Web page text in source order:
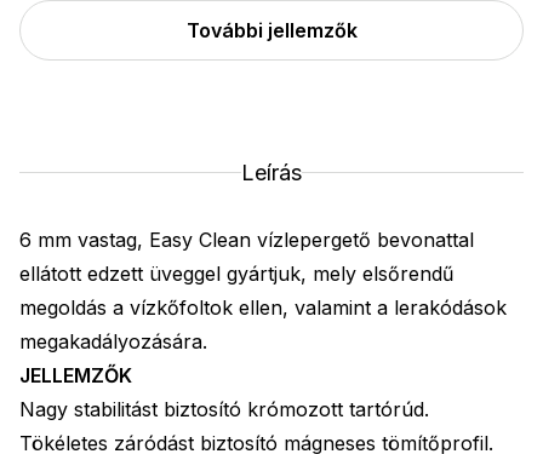
További jellemzők
Leírás
6 mm vastag, Easy Clean vízlepergető bevonattal
ellátott edzett üveggel gyártjuk, mely elsőrendű
megoldás a vízkőfoltok ellen, valamint a lerakódások
megakadályozására.
JELLEMZŐK
Nagy stabilitást biztosító krómozott tartórúd.
Tökéletes záródást biztosító mágneses tömítőprofil.